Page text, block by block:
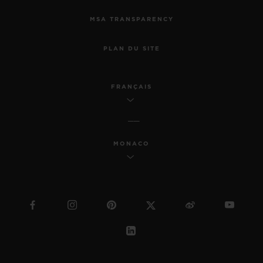
MSA TRANSPARENCY
PLAN DU SITE
FRANÇAIS
MONACO